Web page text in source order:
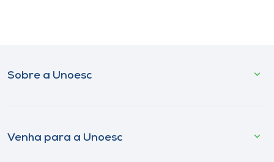
Sobre a Unoesc
Venha para a Unoesc